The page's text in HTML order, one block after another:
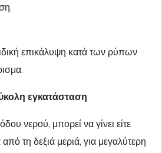
επικάλυψη κατά των ρύπων
εγκατάσταση
νερού, μπορεί να γίνει είτε
τη δεξιά μεριά, για μεγαλύτερη